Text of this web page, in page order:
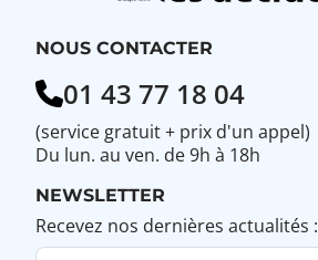
NOUS CONTACTER
01 43 77 18 04
(service gratuit + prix d'un appel)
Du lun. au ven. de 9h à 18h
NEWSLETTER
Recevez nos dernières actualités :